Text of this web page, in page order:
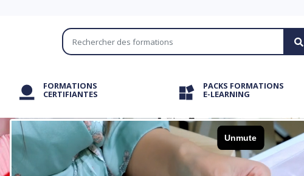
FORMATIONS
CERTIFIANTES
PACKS FORMATIONS
E-LEARNING